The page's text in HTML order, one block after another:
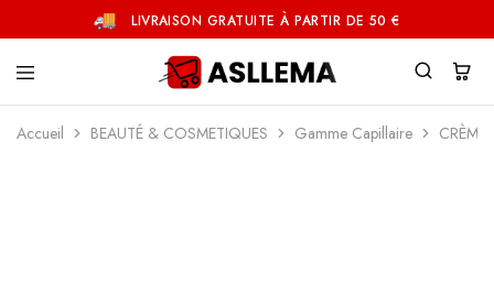
LIVRAISON GRATUITE À PARTIR DE 50 €
Accueil BEAUTÉ & COSMETIQUES Gamme Capillaire